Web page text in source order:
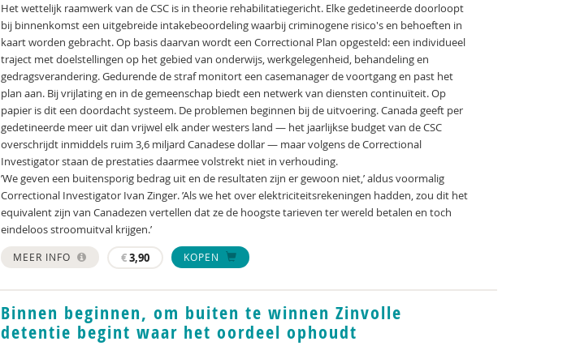
Het wettelijk raamwerk van de CSC is in theorie rehabilitatiegericht. Elke gedetineerde doorloopt
bij binnenkomst een uitgebreide intakebeoordeling waarbij criminogene risico's en behoeften in
kaart worden gebracht. Op basis daarvan wordt een Correctional Plan opgesteld: een individueel
traject met doelstellingen op het gebied van onderwijs, werkgelegenheid, behandeling en
gedragsverandering. Gedurende de straf monitort een casemanager de voortgang en past het
plan aan. Bij vrijlating en in de gemeenschap biedt een netwerk van diensten continuïteit. Op
papier is dit een doordacht systeem. De problemen beginnen bij de uitvoering. Canada geeft per
gedetineerde meer uit dan vrijwel elk ander westers land — het jaarlijkse budget van de CSC
overschrijdt inmiddels ruim 3,6 miljard Canadese dollar — maar volgens de Correctional
Investigator staan de prestaties daarmee volstrekt niet in verhouding.
’We geven een buitensporig bedrag uit en de resultaten zijn er gewoon niet,’ aldus voormalig
Correctional Investigator Ivan Zinger. ’Als we het over elektriciteitsrekeningen hadden, zou dit het
equivalent zijn van Canadezen vertellen dat ze de hoogste tarieven ter wereld betalen en toch
eindeloos stroomuitval krijgen.’
MEER INFO €3,90 KOPEN
Binnen beginnen, om buiten te winnen Zinvolle
detentie begint waar het oordeel ophoudt